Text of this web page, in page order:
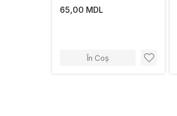
65,00 MDL
În Coș